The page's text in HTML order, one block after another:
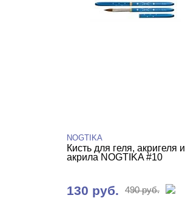
NOGTIKA
Кисть для геля, акригеля и
акрила NOGTIKA #10
130 руб. 490 руб.